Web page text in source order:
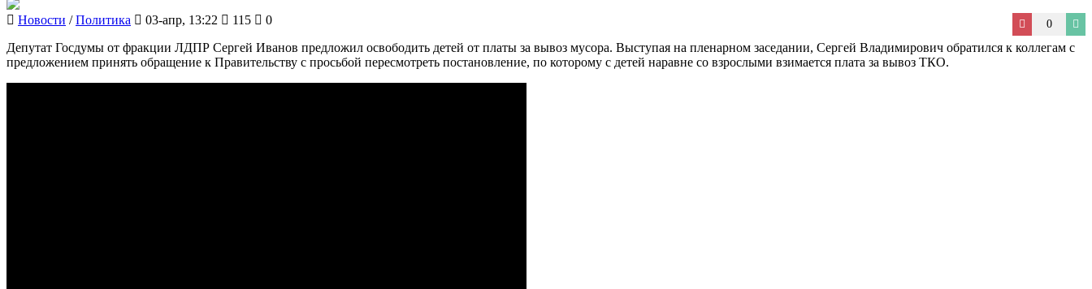
Новости /Политика 03-апр, 13:22 115 0 0
Депутат Госдумы от фракции ЛДПР Сергей Иванов предложил освободить детей от платы за вывоз мусора. Выступая на пленарном заседании, Сергей Владимирович обратился к коллегам с
предложением принять обращение к Правительству с просьбой пересмотреть постановление, по которому с детей наравне со взрослыми взимается плата за вывоз ТКО.